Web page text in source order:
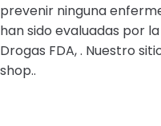
prevenir ninguna
han sido evaluadas por
Drogas FDA, . Nuestro
shop..